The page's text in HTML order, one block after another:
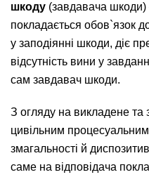
шкоду (завдавача
покладається обов`язок
у заподіянні шкоди, діє
відсутність вини у
сам завдавач шкоди.
З огляду на викладене та
цивільним
змагальності й
саме на відповідача